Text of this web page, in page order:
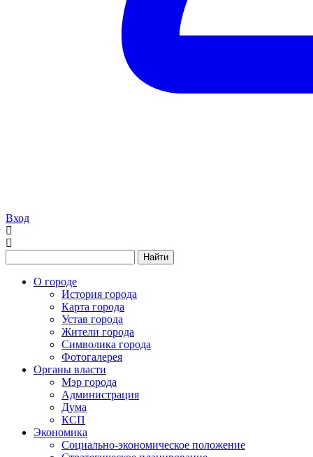
Вход
Найти
О городе
История города
Карта города
Устав города
Жители города
Символика города
Фотогалерея
Органы власти
Мэр города
Администрация
Дума
КСП
Экономика
Социально-экономическое положение